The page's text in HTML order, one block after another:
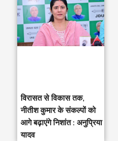
विरासत से विकास तक,
नीतीश कुमार के संकल्पों को
आगे बढ़ाएंगे निशांत : अनुप्रिया
यादव